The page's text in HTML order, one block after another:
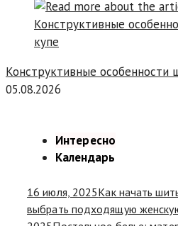
Конструктивные особенности
05.08.2026
Интересно
Календарь
16 июля, 2025Как начать
выбрать подходящую